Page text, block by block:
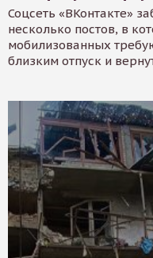
Соцсеть «ВКонтакте»
несколько постов, в
мобилизованных
близким отпуск и